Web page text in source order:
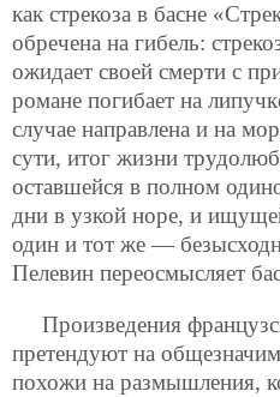
как стрекоза в басне
обречена на гибель:
ожидает своей смерти с
романе погибает на
случае направлена и на
сути, итог жизни
оставшейся в полном
дни в узкой норе, и
один и тот же —
Пелевин переосмысляет
Произведения
претендуют на
похожи на размышления,